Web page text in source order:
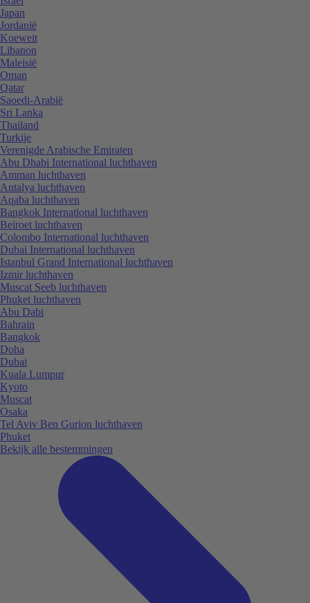
Japan
Jordanië
Koeweit
Libanon
Maleisië
Oman
Qatar
Saoedi-Arabië
Sri Lanka
Thailand
Turkije
Verenigde Arabische Emiraten
Abu Dhabi International luchthaven
Amman luchthaven
Antalya luchthaven
Aqaba luchthaven
Bangkok International luchthaven
Beiroet luchthaven
Colombo International luchthaven
Dubai International luchthaven
Istanbul Grand International luchthaven
Izmir luchthaven
Muscat Seeb luchthaven
Phuket luchthaven
Abu Dabi
Bahrain
Bangkok
Doha
Dubai
Kuala Lumpur
Kyoto
Muscat
Osaka
Tel Aviv Ben Gurion luchthaven
Phuket
Bekijk alle bestemmingen